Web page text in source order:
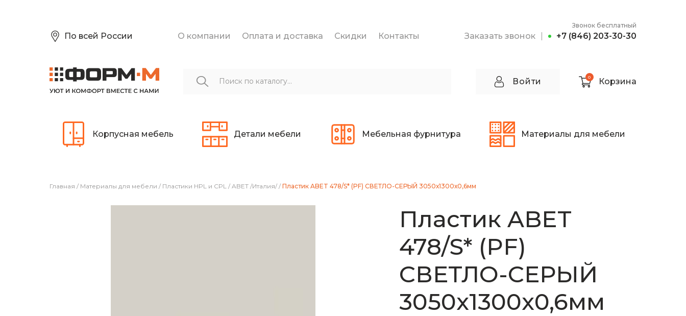
По всей России О компании Оплата и доставка Скидки Контакты Заказать звонок
Звонок бесплатный
+7 (846) 203-30-30
Войти 0 Корзина
Корпусная мебель Детали мебели Мебельная фурнитура Материалы для мебели
Главная / Материалы для мебели / Пластики HPL и CPL / ABET /Италия/ / Пластик ABET 478/S* (PF) СВЕТЛО-СЕРЫЙ 3050х1300х0,6мм
Пластик ABET
478/S* (PF)
СВЕТЛО-СЕРЫЙ
3050х1300х0,6мм